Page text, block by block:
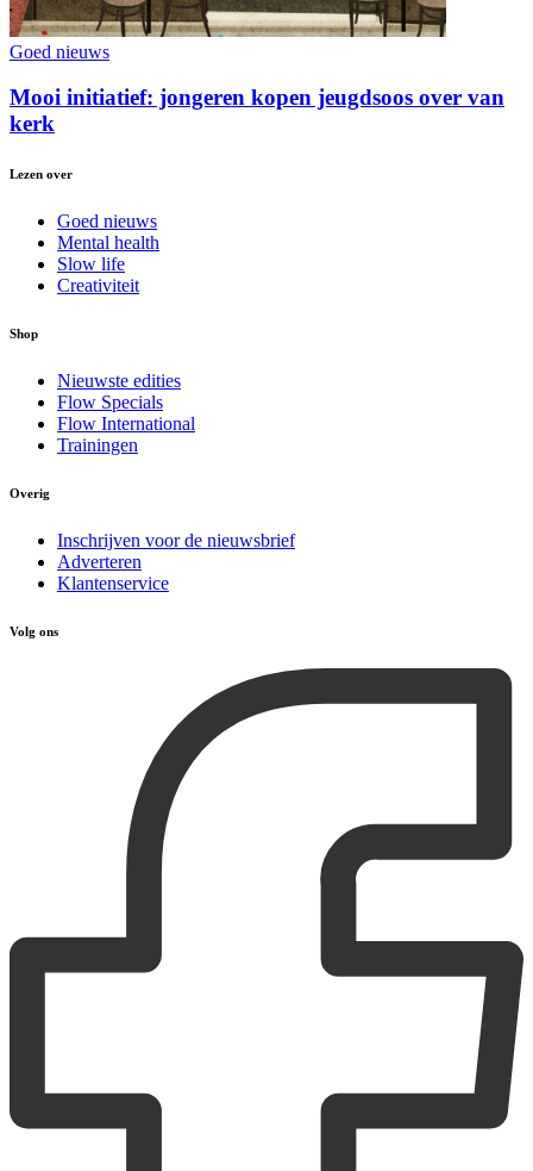
Goed nieuws
Mooi initiatief: jongeren kopen jeugdsoos over van
kerk
Lezen over
Goed nieuws
Mental health
Slow life
Creativiteit
Shop
Nieuwste edities
Flow Specials
Flow International
Trainingen
Overig
Inschrijven voor de nieuwsbrief
Adverteren
Klantenservice
Volg ons